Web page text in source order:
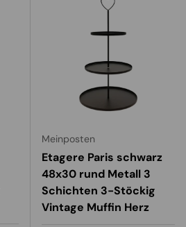
Meinposten
Etagere Paris schwarz
48x30 rund Metall 3
Schichten 3-Stöckig
Vintage Muffin Herz